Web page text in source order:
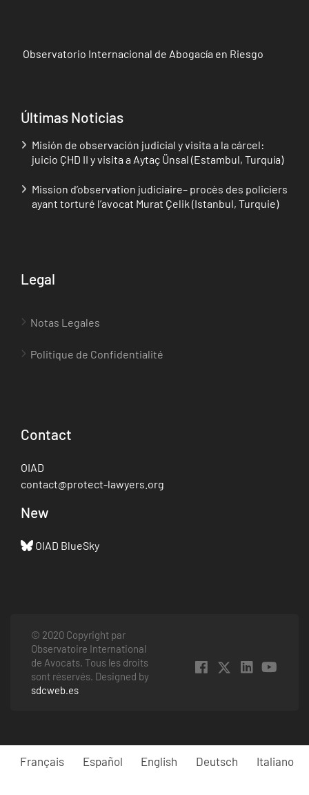
Observatorio Internacional de Abogacía en Riesgo
Últimas Noticias
Misión de observación judicial y visita a la cárcel:
juicio ÇHD II y visita a Aytaç Ünsal (Estambul, Turquía)
Mission d’observation judiciaire– procès des policiers
ayant torturé l’avocat Murat Çelik (Istanbul, Turquie)
Legal
Notas Legales
Politique de Confidentialité
Contact
OIAD
contact@protect-lawyers.org
New
OIAD BlueSky
© 2020 Copyright par
Observatoire International
de Avocats. Tous les droits
sont réservés. Designed by
sdcweb.es
Français Español English Deutsch Italiano